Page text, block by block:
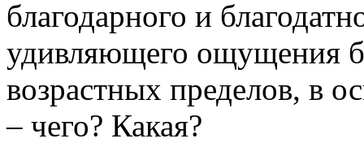
благодарного и
удивляющего ощущения
возрастных пределов, в
– чего? Какая?